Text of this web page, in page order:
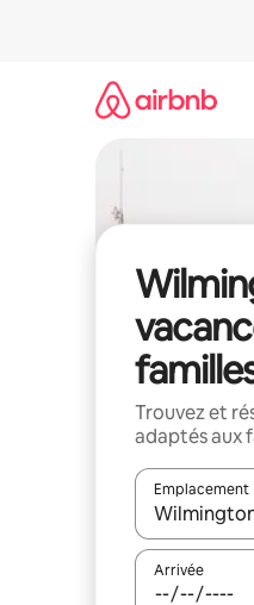
Trouvez et
adaptés aux
Emplacement
Quand les
Arrivée